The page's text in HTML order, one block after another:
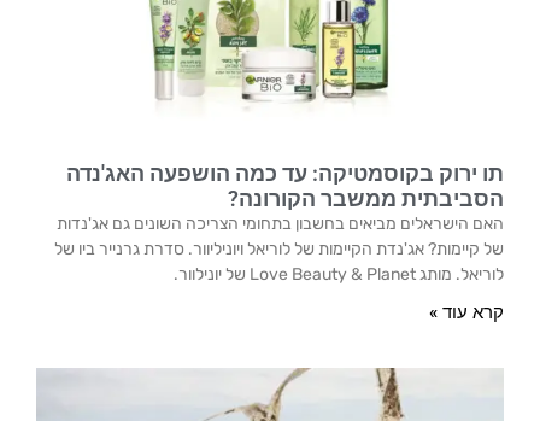
תו ירוק בקוסמטיקה: עד כמה הושפעה האג'נדה
הסביבתית ממשבר הקורונה?
האם הישראלים מביאים בחשבון בתחומי הצריכה השונים גם אג'נדות
של קיימות? אג'נדת הקיימות של לוריאל ויוניליוור. סדרת גרנייר ביו של
לוריאל. מותג Love Beauty & Planet של יונילוור.
קרא עוד »